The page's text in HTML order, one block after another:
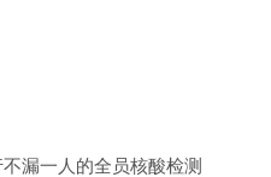
漏一人的全员核酸检测